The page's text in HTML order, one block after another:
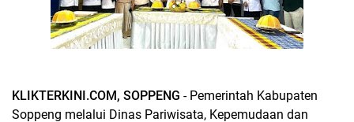
KLIKTERKINI.COM, SOPPENG - Pemerintah Kabupaten
Soppeng melalui Dinas Pariwisata, Kepemudaan dan